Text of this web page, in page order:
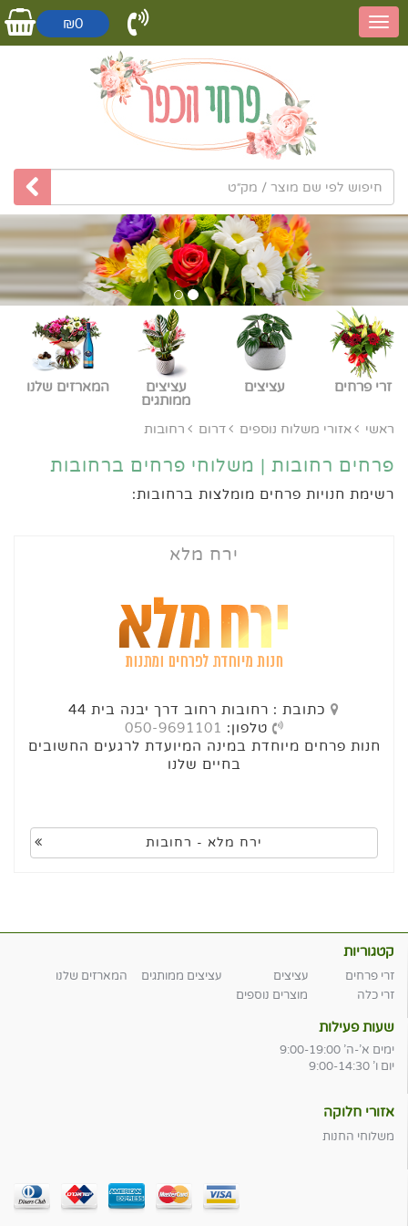
₪0
זרי פרחים עציצים
עציצים
ממותגים
המארזים שלנו
ראשי אזורי משלוח נוספים דרום רחובות
פרחים רחובות | משלוחי פרחים ברחובות
רשימת חנויות פרחים מומלצות ברחובות:
ירח מלא
כתובת : רחובות רחוב דרך יבנה בית 44
טלפון: 050-9691101
חנות פרחים מיוחדת במינה המיועדת לרגעים החשובים
בחיים שלנו
ירח מלא - רחובות
קטגוריות
זרי פרחים עציצים עציצים ממותגים
המארזים שלנו
זרי כלה
מוצרים נוספים
שעות פעילות
ימים א'-ה' 9:00-19:00
יום ו' 9:00-14:30
אזורי חלוקה
משלוחי החנות